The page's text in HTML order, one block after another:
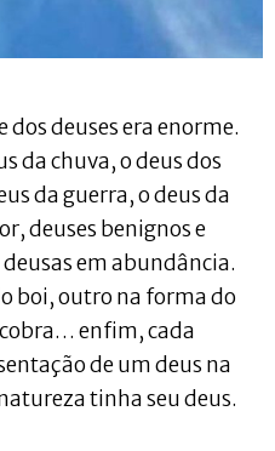
deuses era enorme.
da chuva, o deus dos
da guerra, o deus da
deuses benignos e
em abundância.
boi, outro na forma do
enfim, cada
de um deus na
tinha seu deus.